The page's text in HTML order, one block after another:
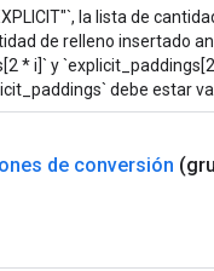
la lista de
de relleno insertado
* i]` y
debe estar
de conversión